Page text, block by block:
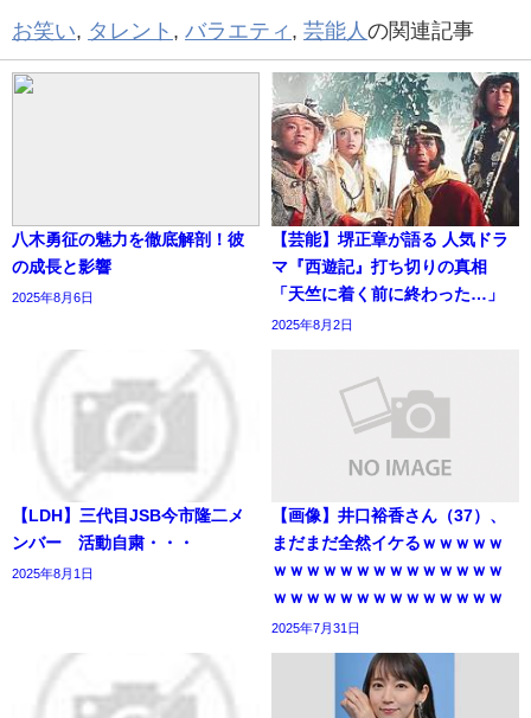
お笑い, タレント , バラエティ , 芸能人 の関連記事
八木勇征の魅力を徹底解剖！彼
の成長と影響
2025年8月6日
【芸能】堺正章が語る 人気ドラ
マ『西遊記』打ち切りの真相
「天竺に着く前に終わった…」
2025年8月2日
【LDH】三代目JSB今市隆二メ
ンバー 活動自粛・・・
2025年8月1日
【画像】井口裕香さん（37）、
まだまだ全然イケるｗｗｗｗｗ
ｗｗｗｗｗｗｗｗｗｗｗｗｗｗ
ｗｗｗｗｗｗｗｗｗｗｗｗｗｗ
2025年7月31日